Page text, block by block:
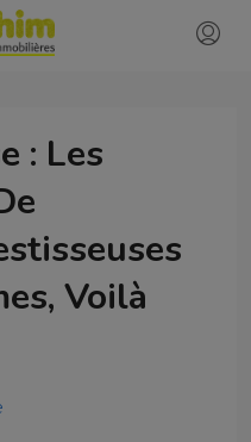
: Les
Voilà